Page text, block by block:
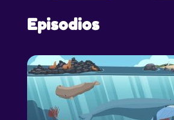
Episodios